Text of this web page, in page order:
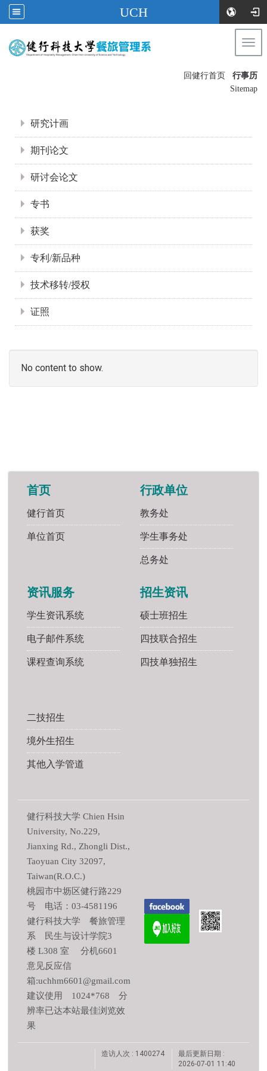
UCH
回健行首页
行事历
Sitemap
研究计画
期刊论文
研讨会论文
专书
获奖
专利/新品种
技术移转/授权
证照
No content to show.
首页
健行首页
单位首页
行政单位
教务处
学生事务处
总务处
资讯服务
学生资讯系统
电子邮件系统
课程查询系统
招生资讯
硕士班招生
四技联合招生
四技单独招生
二技招生
境外生招生
其他入学管道
健行科技大学 Chien Hsin
University, No.229,
Jianxing Rd., Zhongli Dist.,
Taoyuan City 32097,
Taiwan(R.O.C.)
桃园市中坜区健行路229
号 电话：03-4581196
健行科技大学 餐旅管理
系 民生与设计学院3
楼 L308 室 分机6601
意见反应信
箱:uchhm6601@gmail.com
建议使用 1024*768 分
辨率已达本站最佳浏览效
果
造访人次 : 1400274
最后更新日期 :
2026-07-01 11:40